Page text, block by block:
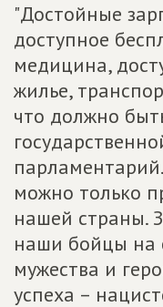
"Достойные
доступное
медицина,
жилье,
что должно
можно только
нашей страны.
наши бойцы на
мужества и
успеха –